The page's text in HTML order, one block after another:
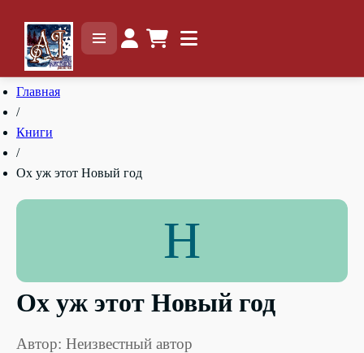
Главная
/
Книги
/
Ох уж этот Новый год
Н
Ох уж этот Новый год
Автор: Неизвестный автор